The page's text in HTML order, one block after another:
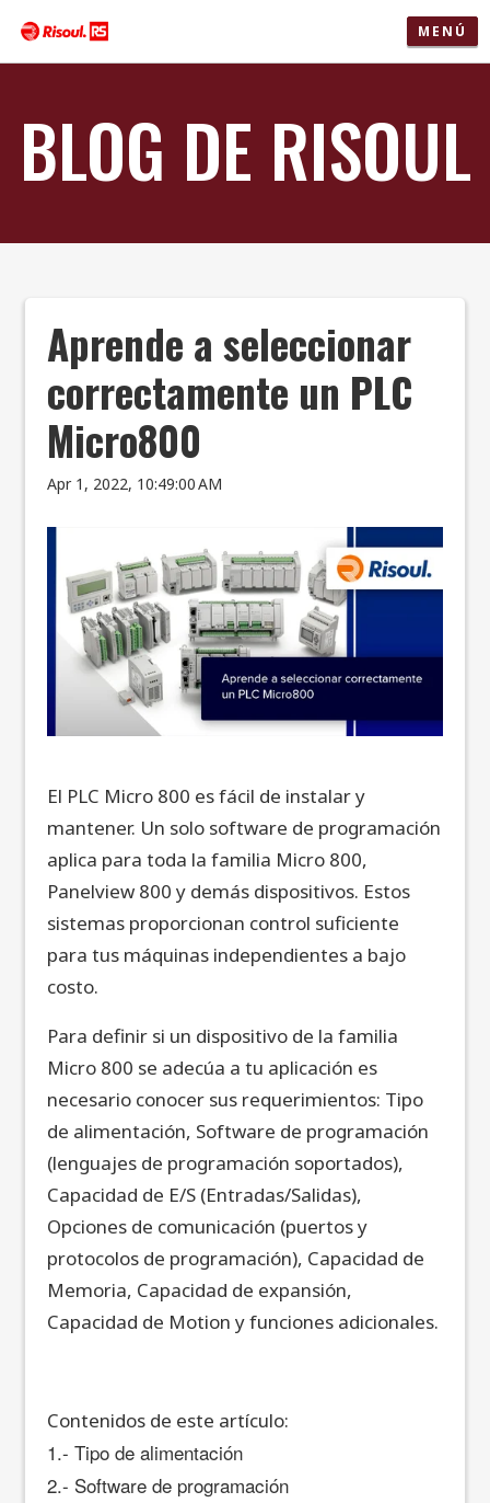
MENÚ
BLOG DE RISOUL
Aprende a seleccionar
correctamente un PLC
Micro800
Apr 1, 2022, 10:49:00 AM
El PLC Micro 800 es fácil de instalar y
mantener. Un solo software de programación
aplica para toda la familia Micro 800,
Panelview 800 y demás dispositivos. Estos
sistemas proporcionan control suficiente
para tus máquinas independientes a bajo
costo.
Para definir si un dispositivo de la familia
Micro 800 se adecúa a tu aplicación es
necesario conocer sus requerimientos: Tipo
de alimentación, Software de programación
(lenguajes de programación soportados),
Capacidad de E/S (Entradas/Salidas),
Opciones de comunicación (puertos y
protocolos de programación), Capacidad de
Memoria, Capacidad de expansión,
Capacidad de Motion y funciones adicionales.
Contenidos de este artículo:
1.- Tipo de alimentación
2.- Software de programación